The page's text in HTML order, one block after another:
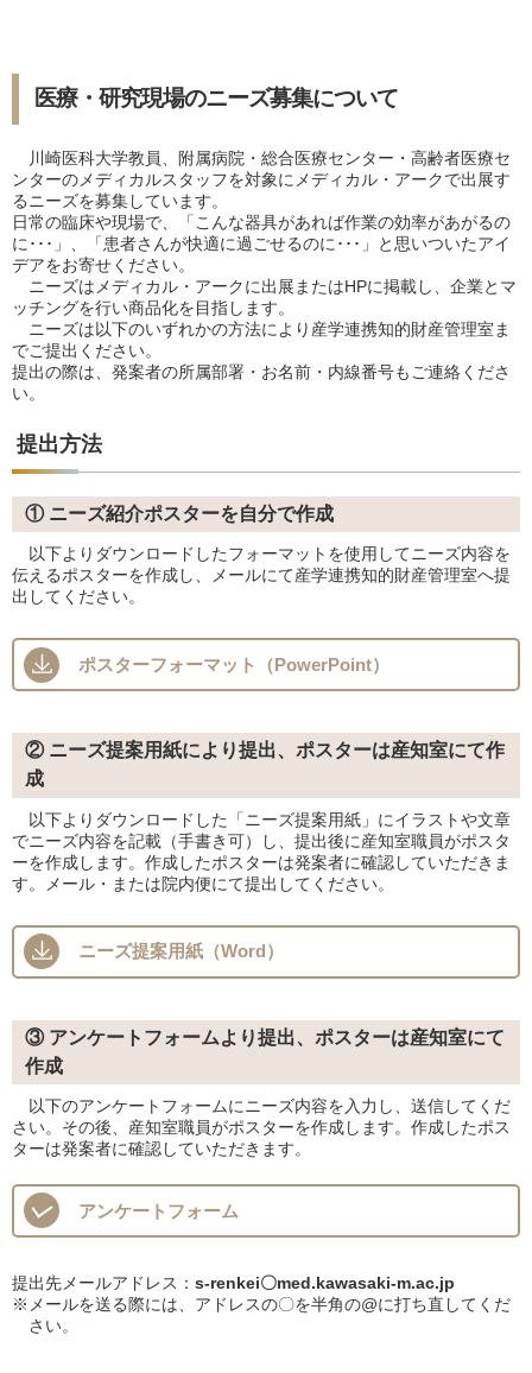
医療・研究現場のニーズ募集について
川崎医科大学教員、附属病院・総合医療センター・高齢者医療セ
ンターのメディカルスタッフを対象にメディカル・アークで出展す
るニーズを募集しています。
日常の臨床や現場で、「こんな器具があれば作業の効率があがるの
に･･･」、「患者さんが快適に過ごせるのに･･･」と思いついたアイ
デアをお寄せください。
ニーズはメディカル・アークに出展またはHPに掲載し、企業とマ
ッチングを行い商品化を目指します。
ニーズは以下のいずれかの方法により産学連携知的財産管理室ま
でご提出ください。
提出の際は、発案者の所属部署・お名前・内線番号もご連絡くださ
い。
提出方法
① ニーズ紹介ポスターを自分で作成
以下よりダウンロードしたフォーマットを使用してニーズ内容を
伝えるポスターを作成し、メールにて産学連携知的財産管理室へ提
出してください。
ポスターフォーマット（PowerPoint）
② ニーズ提案用紙により提出、ポスターは産知室にて作
成
以下よりダウンロードした「ニーズ提案用紙」にイラストや文章
でニーズ内容を記載（手書き可）し、提出後に産知室職員がポスタ
ーを作成します。作成したポスターは発案者に確認していただきま
す。メール・または院内便にて提出してください。
ニーズ提案用紙（Word）
③ アンケートフォームより提出、ポスターは産知室にて
作成
以下のアンケートフォームにニーズ内容を入力し、送信してくだ
さい。その後、産知室職員がポスターを作成します。作成したポス
ターは発案者に確認していただきます。
アンケートフォーム
提出先メールアドレス： s-renkei〇med.kawasaki-m.ac.jp
※メールを送る際には、アドレスの〇を半角の@に打ち直してくだ
さい。